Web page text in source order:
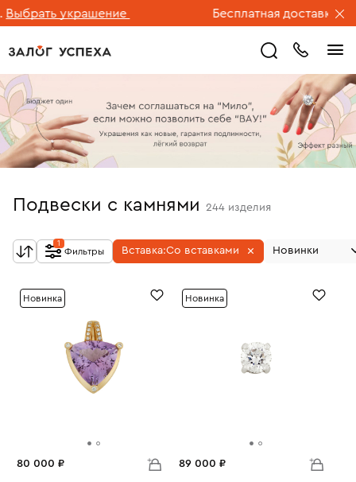
украшение Бесплатная доставка
Подвески с камнями 244 изделия
Фильтры
1
Вставка:Со вставками Новинки
Новинка
80 000 ₽
Новинка
89 000 ₽